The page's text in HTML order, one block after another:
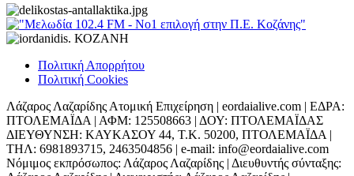
Πολιτική Απορρήτου
Πολιτική Cookies
Λάζαρος Λαζαρίδης Ατομική Επιχείρηση | eordaialive.com | ΕΔΡΑ:
ΠΤΟΛΕΜΑΪΔΑ | ΑΦΜ: 125508663 | ΔΟΥ: ΠΤΟΛΕΜΑΪΔΑΣ
ΔΙΕΥΘΥΝΣΗ: ΚΑΥΚΑΣΟΥ 44, Τ.Κ. 50200, ΠΤΟΛΕΜΑΪΔΑ |
ΤΗΛ: 6981893715, 2463504856 | e-mail: info@eordaialive.com
Νόμιμος εκπρόσωπος: Λάζαρος Λαζαρίδης | Διευθυντής σύνταξης: